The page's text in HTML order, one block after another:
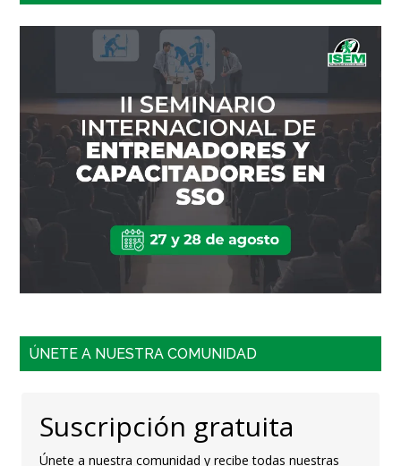
ÚNETE A NUESTRA COMUNIDAD
Suscripción gratuita
Únete a nuestra comunidad y recibe todas nuestras